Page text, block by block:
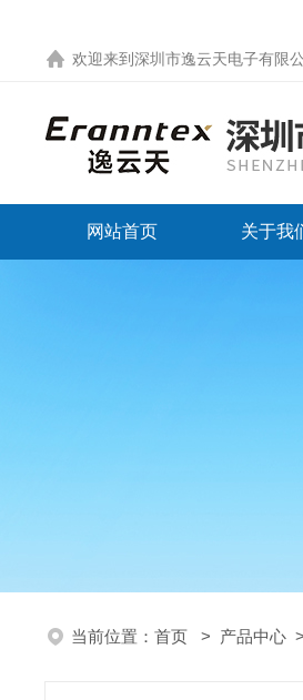
欢迎来到 深圳市逸云天电子有限
网站首页 关于我
当前位置： 首页 > 产品中心